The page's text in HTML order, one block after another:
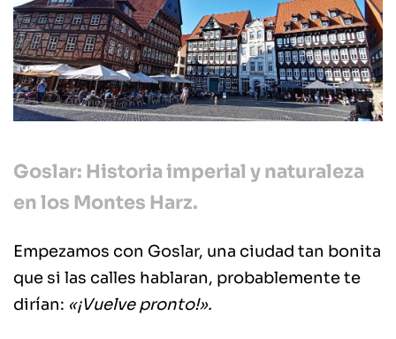
Goslar: Historia imperial y naturaleza
en los Montes Harz.
Empezamos con Goslar, una ciudad tan bonita
que si las calles hablaran, probablemente te
dirían: «¡Vuelve pronto!».